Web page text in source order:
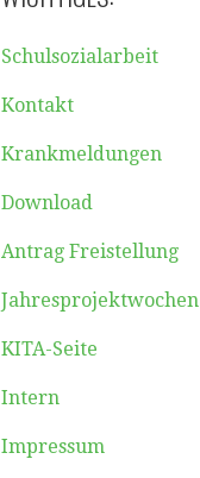
Schulsozialarbeit
Kontakt
Krankmeldungen
Download
Antrag Freistellung
Jahresprojektwochen
KITA-Seite
Intern
Impressum